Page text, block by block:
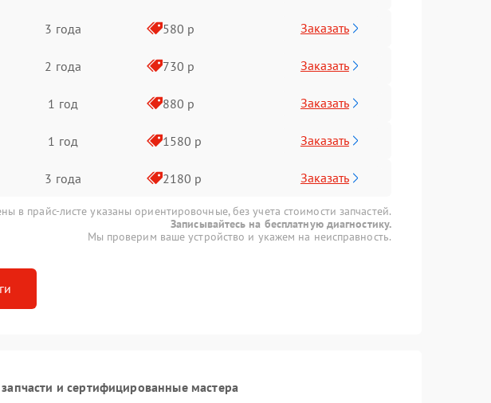
3 года 580 р Заказать
2 года 730 р Заказать
1 год 880 р Заказать
1 год 1580 р Заказать
3 года 2180 р Заказать
в прайс-листе указаны ориентировочные, без учета стоимости запчастей.
Записывайтесь на бесплатную диагностику.
Мы проверим ваше устройство и укажем на неисправность.
и сертифицированные мастера